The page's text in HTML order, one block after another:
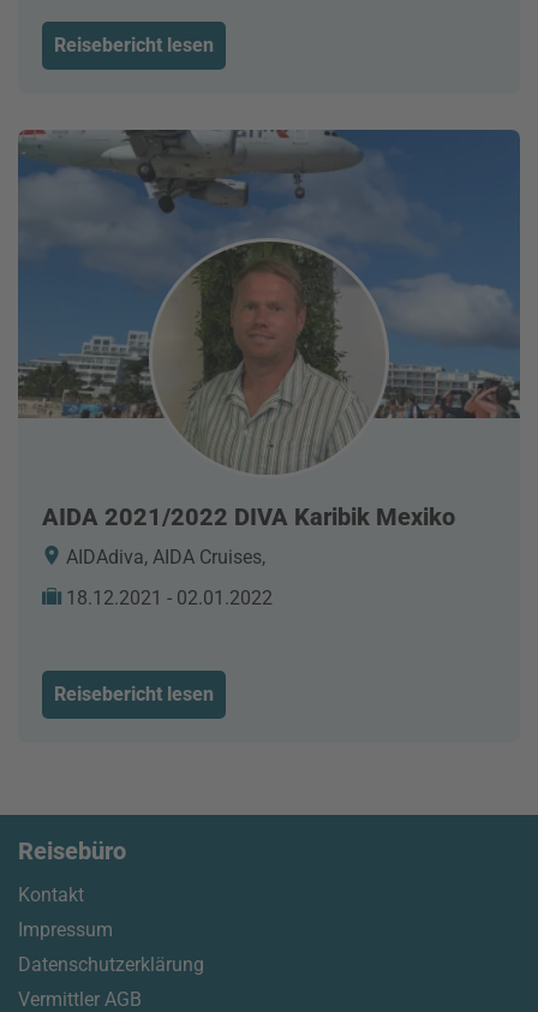
Reisebericht lesen
AIDA 2021/2022 DIVA Karibik Mexiko
AIDAdiva, AIDA Cruises,
18.12.2021 - 02.01.2022
Reisebericht lesen
Reisebüro
Kontakt
Impressum
Datenschutzerklärung
Vermittler AGB